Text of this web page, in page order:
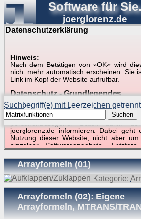
Datenschutzerklärung
Hinweis:
Nach dem Betätigen von »OK« wird
nicht mehr automatisch erscheinen. Sie
Link im Kopf der Website aufrufbar.
Datenschutz - Grundlegendes
Diese Datenschutzerklärung soll die
Art, den Umfang und den Zweck der
personenbezogener Daten durch
joerglorenz.de informieren. Dabei geht
Nutzung dieser Website, nicht aber
einzelner Softwareangebote.
gespeichert werden müssen, die für das
sind. Hier ist es wichtig, dass Sie
Funktionen möglichst erfundene Daten
auf die spezifischen Besonderheiten
gesondert hingewiesen.
Generell gilt: Wenn Sie ein Angebot
dem Daten übertragen werden,
Software für Sie.
joerglorenz.de
Suche in Beispielen und
VBA
Suchbegriff(e) mit Leerzeichen
Suchen
Suchergebnisse (28
Arrayformeln (01)
Kategorie:
Arrayformeln (02): Eigene
Arrayformeln, MTRANS/